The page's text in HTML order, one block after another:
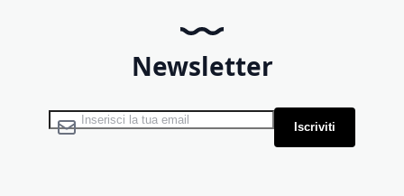
Newsletter
Iscriviti alla nostra Newsletter: Iscriviti